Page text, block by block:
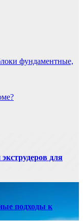
фундаментные,
для
подходы к